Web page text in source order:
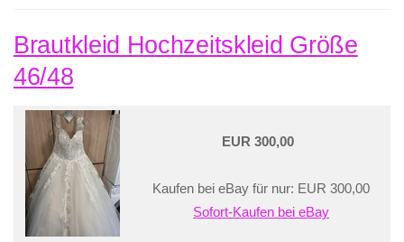
Brautkleid Hochzeitskleid Größe
46/48
EUR 300,00
Kaufen bei eBay für nur: EUR 300,00
Sofort-Kaufen bei eBay